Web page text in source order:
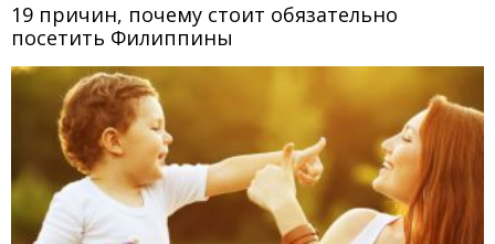
19 причин, почему стоит обязательно
посетить Филиппины